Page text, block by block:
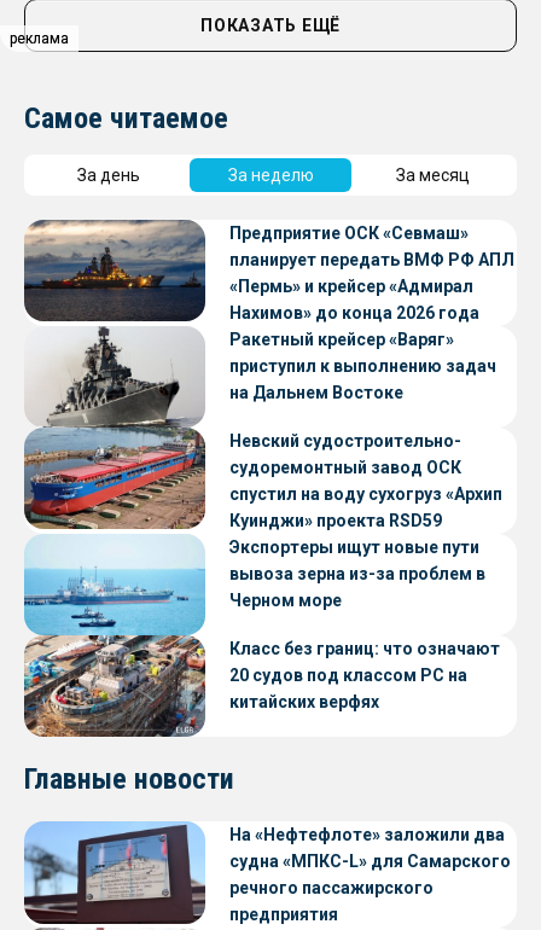
реклама
реклама
ПОКАЗАТЬ ЕЩЁ
Самое читаемое
За день За неделю За месяц
Предприятие ОСК «Севмаш»
планирует передать ВМФ РФ АПЛ
«Пермь» и крейсер «Адмирал
Нахимов» до конца 2026 года
Ракетный крейсер «Варяг»
приступил к выполнению задач
на Дальнем Востоке
Невский судостроительно-
судоремонтный завод ОСК
спустил на воду сухогруз «Архип
Куинджи» проекта RSD59
Экспортеры ищут новые пути
вывоза зерна из-за проблем в
Черном море
Класс без границ: что означают
20 судов под классом РС на
китайских верфях
Главные новости
На «Нефтефлоте» заложили два
судна «МПКС-L» для Самарского
речного пассажирского
предприятия